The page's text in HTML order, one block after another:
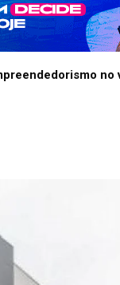
no